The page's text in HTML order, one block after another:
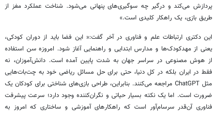
پردازش می‌کند و درگیر چه سوگیری‌های پنهانی می‌شود. شناخت عملکرد مغز از
طریق بازی، یک راهکار کلیدی است.»
این دکتری ارتباطات علم و فناوری در آخر گفت:« این فضا باید از دوران کودکی،
یعنی از مهدکودک‌ها و مدارس ابتدایی و راهنمایی آغاز شود. امروزه سن استفاده
از هوش مصنوعی در سراسر جهان به شدت پایین آمده است. دانش‌آموزان، نه
فقط در ایران بلکه در کل دنیا، حتی برای حل مسائل ریاضی خود به چت‌بات‌هایی
مثل ChatGPT مراجعه می‌کنند. بنابراین، طراحی بازی‌های شناختی برای کودکان یک
ضرورت است. اما یک نکته بسیار حیاتی و نگران‌کننده وجود دارد؛ سرعت پیشرفت
فناوری آن‌قدر سرسام‌آور است که راهکارهای آموزشی و ساختاری که امروز به